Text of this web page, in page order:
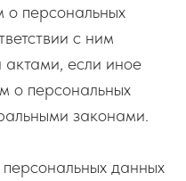
о персональных
с ним
если иное
о персональных
законами.
данных